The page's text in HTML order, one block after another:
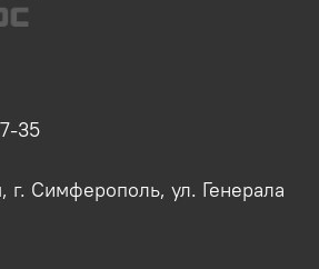
35
г. Симферополь, ул. Генерала